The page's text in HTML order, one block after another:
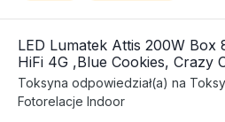
LED Lumatek Attis 200W Box
HiFi 4G ,Blue Cookies, Crazy
Toksyna odpowiedział(a) na
Fotorelacje Indoor